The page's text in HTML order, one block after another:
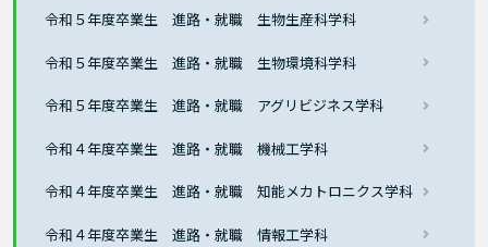
令和５年度卒業生 進路・就職 生物生産科学科
令和５年度卒業生 進路・就職 生物環境科学科
令和５年度卒業生 進路・就職 アグリビジネス学科
令和４年度卒業生 進路・就職 機械工学科
令和４年度卒業生 進路・就職 知能メカトロニクス学科
令和４年度卒業生 進路・就職 情報工学科